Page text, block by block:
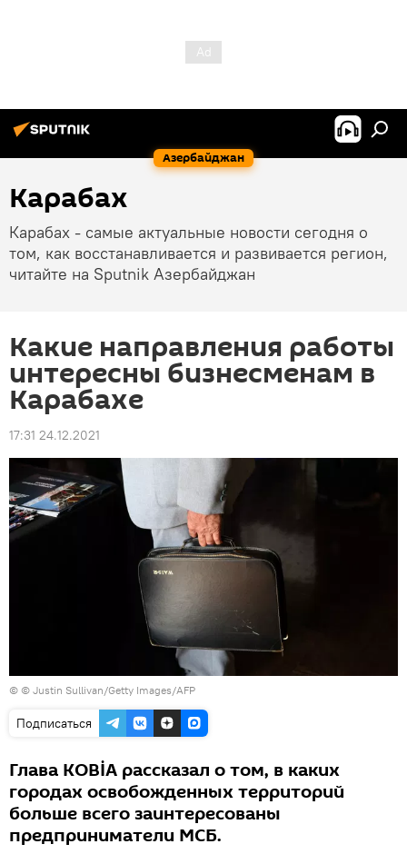
Азербайджан
Карабах
Карабах - самые актуальные новости сегодня о
том, как восстанавливается и развивается регион,
читайте на Sputnik Азербайджан
Какие направления работы
интересны бизнесменам в
Карабахе
17:31 24.12.2021
© © Justin Sullivan/Getty Images/AFP
Подписаться
Глава KOBİA рассказал о том, в каких
городах освобожденных территорий
больше всего заинтересованы
предприниматели МСБ.